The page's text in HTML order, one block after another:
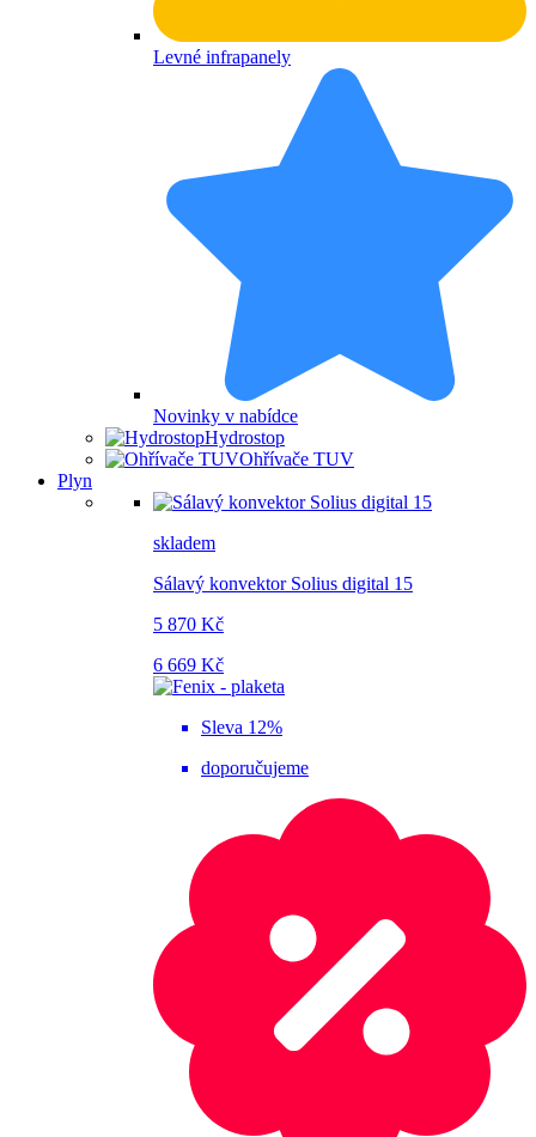
Levné infrapanely
Novinky v nabídce
Hydrostop
Ohřívače TUV
Plyn
skladem
Sálavý konvektor Solius digital 15
5 870 Kč
6 669 Kč
Sleva 12%
doporučujeme